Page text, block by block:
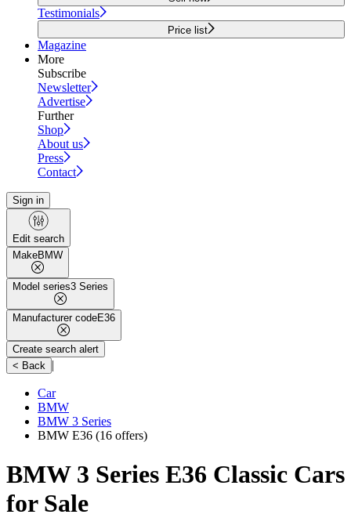
Testimonials
Price list
Magazine
More
Subscribe
Newsletter
Advertise
Further
Shop
About us
Press
Contact
Sign in
Edit search
MakeBMW
Model series3 Series
Manufacturer codeE36
Create search alert
< Back |
Car
BMW
BMW 3 Series
BMW E36 (16 offers)
BMW 3 Series E36 Classic Cars
for Sale